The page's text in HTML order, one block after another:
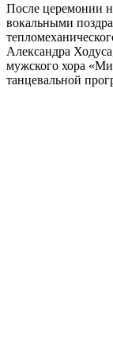
После церемонии
вокальными
Александра
мужского хора
танцевальной